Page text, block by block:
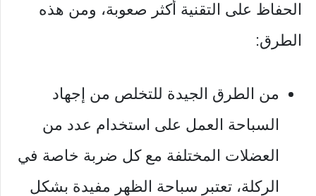
الحفاظ على التقنية أكثر صعوبة، ومن هذه
الطرق:
من الطرق الجيدة للتخلص من إجهاد
السباحة العمل على استخدام عدد من
العضلات المختلفة مع كل ضربة خاصة في
الركلة، تعتبر سباحة الظهر مفيدة بشكل